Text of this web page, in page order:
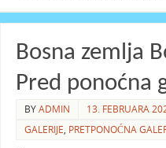
Bosna zemlja
Pred ponoćna
BYADMIN
13. FEBRUARA
GALERIJE, PRETPONOĆNA